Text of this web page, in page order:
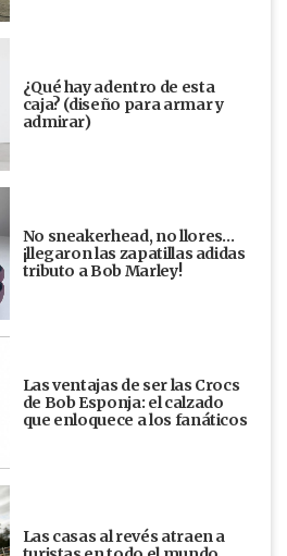
¿Qué hay adentro de esta
caja? (diseño para armar y
admirar)
No sneakerhead, no llores…
¡llegaron las zapatillas adidas
tributo a Bob Marley!
Las ventajas de ser las Crocs
de Bob Esponja: el calzado
que enloquece a los fanáticos
Las casas al revés atraen a